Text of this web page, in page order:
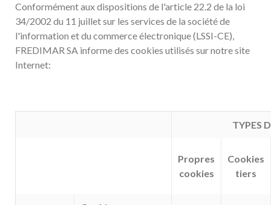
Conformément aux dispositions de l'article 22.2 de la loi
34/2002 du 11 juillet sur les services de la société de
l'information et du commerce électronique (LSSI-CE),
FREDIMAR SA informe des cookies utilisés sur notre site
Internet:
TYPES
Propres
cookies
Cookies
tiers